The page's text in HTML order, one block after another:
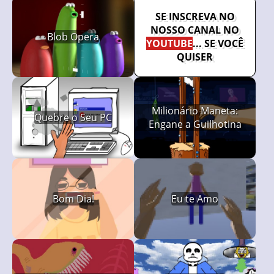
Blob Opera
SE INSCREVA NO
NOSSO CANAL NO
YOUTUBE... SE VOCÊ
QUISER
Quebre o Seu PC
Milionário Maneta:
Engane a Guilhotina
Bom Dia! Eu te Amo